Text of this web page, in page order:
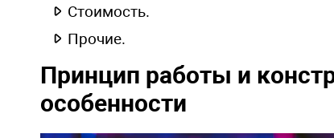
Стоимость.
Прочие.
Принцип работы и
особенности